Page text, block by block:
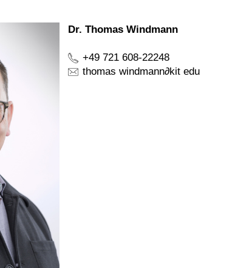
Dr. Thomas Windmann
+49 721 608-22248
thomas windmann∂kit edu